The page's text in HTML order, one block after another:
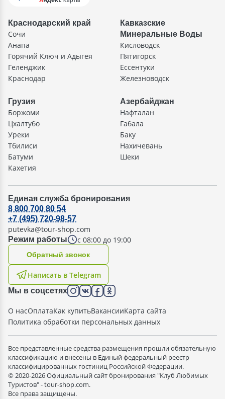
Краснодарский край
Сочи
Анапа
Горячий Ключ и Адыгея
Геленджик
Краснодар
Кавказские
Минеральные Воды
Кисловодск
Пятигорск
Ессентуки
Железноводск
Грузия
Боржоми
Цхалтубо
Уреки
Тбилиси
Батуми
Кахетия
Азербайджан
Нафталан
Габала
Баку
Нахичевань
Шеки
Единая служба бронирования
Режим работы с 08:00 до 19:00
8 800 700 80 54
+7 (495) 720-98-57
putevka@tour-shop.com
Написать в Telegram
Oбратный звонок
Мы в соцсетях
О насОплатаКак купитьВакансииКарта сайта
Политика обработки персональных данных
Все представленные средства размещения прошли обязательную
классификацию и внесены в Единый федеральный реестр
классифицированных гостиниц Российской Федерации.
© 2020-2026 Официальный сайт бронирования "Клуб Любимых
Туристов" - tour-shop.com.
Все права защищены.